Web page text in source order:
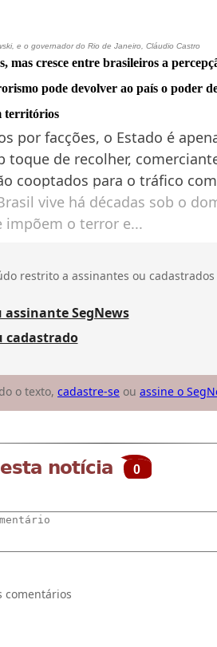
e o governador do Rio de Janeiro, Cláudio Castro
mas cresce entre brasileiros a
pode devolver ao país o poder
territórios
por facções, o Estado é
toque de recolher,
cooptados para o tráfico
vive há décadas sob o
impõem o terror e...
restrito a assinantes ou cadastrados
assinante SegNews
cadastrado
o texto, cadastre-se ou assine o
notícia 0
comentários